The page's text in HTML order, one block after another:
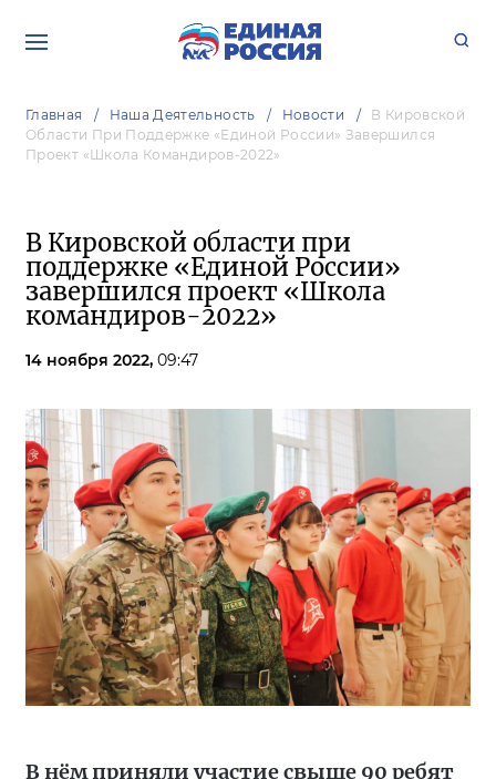
Главная Наша Деятельность Новости
В Кировской
Области При Поддержке «Единой России» Завершился
Проект «Школа Командиров-2022»
В Кировской области при
поддержке «Единой России»
завершился проект «Школа
командиров-2022»
14 ноября 2022, 09:47
В нём приняли участие свыше 90 ребят